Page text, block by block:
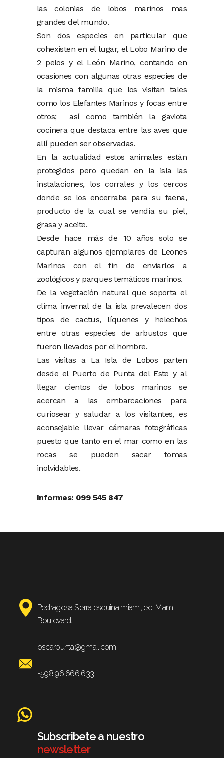
las colonias de lobos marinos mas
grandes del mundo.
Son dos especies en particular que
cohexisten en el lugar, el Lobo Marino de
2 pelos y el León Marino, contando en
ocasiones con algunas otras especies de
la misma familia que los visitan tales
como los Elefantes Marinos y focas entre
otros; así como también la gaviota
cocinera que destaca entre las aves que
allí pueden ser observadas.
En la actualidad estos animales están
protegidos pero quedan en la isla las
instalaciones, los corrales y los cercos
donde se los encerraba para su faena,
producto de la cual se vendía su piel,
grasa y aceite.
Desde hace más de 10 años solo se
capturan algunos ejemplares de Leones
Marinos con el fin de enviarlos a
zoológicos y parques temáticos marinos.
De la vegetación natural que soporta el
clima invernal de la isla prevalecen dos
tipos de cactus, líquenes y helechos
entre otras especies de arbustos que
fueron llevados por el hombre.
Las visitas a La Isla de Lobos parten
desde el Puerto de Punta del Este y al
llegar cientos de lobos marinos se
acercan a las embarcaciones para
curiosear y saludar a los visitantes, es
aconsejable llevar cámaras fotográficas
puesto que tanto en el mar como en las
rocas se pueden sacar tomas
inolvidables.
Informes: 099 545 847
Pedragosa Sierra esquina miami, ed. Miami
Boulevard.
oscarpunta@gmail.com
+598 96 666 633
Subscribete a nuestro
newsletter